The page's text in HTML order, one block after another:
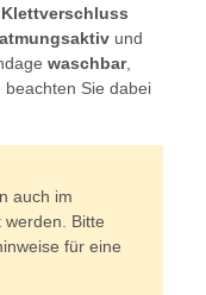
Klettverschluss
atmungsaktiv und
waschbar,
beachten Sie dabei
auch im
werden. Bitte
für eine